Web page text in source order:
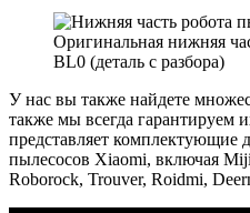
Оригинальная нижняя
BL0 (деталь с разбора)
У нас вы также найдете
также мы всегда гарантируем
представляет комплектующие
пылесосов Xiaomi, включая
Roborock, Trouver, Roidmi,